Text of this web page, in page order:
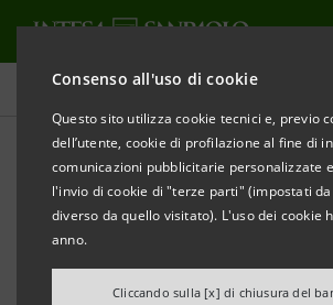
Consenso all'uso di cookie
Questo sito utilizza cookie tecnici e, previo
dell’utente, cookie di profilazione al fine di
comunicazioni pubblicitarie personalizzate
l'invio di cookie di "terze parti" (impostati
diverso da quello visitato). L'uso dei cookie
anno.
Cliccando sulla [x] di chiusura del
Area Media
Semiconduttori:
l'intelligenza
accelera il ciclo